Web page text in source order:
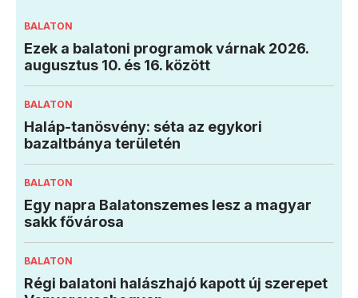
BALATON
Ezek a balatoni programok várnak 2026.
augusztus 10. és 16. között
BALATON
Haláp-tanösvény: séta az egykori
bazaltbánya területén
BALATON
Egy napra Balatonszemes lesz a magyar
sakk fővárosa
BALATON
Régi balatoni halászhajó kapott új szerepet